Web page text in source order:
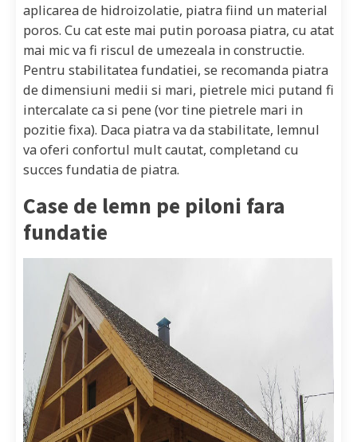
aplicarea de hidroizolatie, piatra fiind un material
poros. Cu cat este mai putin poroasa piatra, cu atat
mai mic va fi riscul de umezeala in constructie.
Pentru stabilitatea fundatiei, se recomanda piatra
de dimensiuni medii si mari, pietrele mici putand fi
intercalate ca si pene (vor tine pietrele mari in
pozitie fixa). Daca piatra va da stabilitate, lemnul
va oferi confortul mult cautat, completand cu
succes fundatia de piatra.
Case de lemn pe piloni fara
fundatie